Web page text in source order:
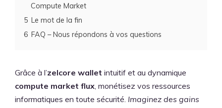
Compute Market
5 Le mot de la fin
6 FAQ – Nous répondons à vos questions
Grâce à l’zelcore wallet intuitif et au dynamique
compute market flux, monétisez vos ressources
informatiques en toute sécurité. Imaginez des gains